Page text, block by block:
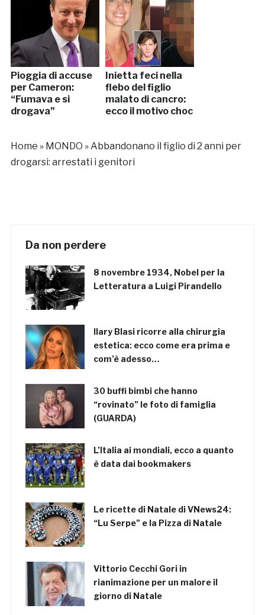
Pioggia di accuse
per Cameron:
“Fumava e si
drogava”
Inietta feci nella
flebo del figlio
malato di cancro:
ecco il motivo choc
Home » MONDO »Abbandonano il figlio di 2 anni per
drogarsi: arrestati i genitori
Da non perdere
8 novembre 1934, Nobel per la
Letteratura a Luigi Pirandello
Ilary Blasi ricorre alla chirurgia
estetica: ecco come era prima e
com’è adesso…
30 buffi bimbi che hanno
“rovinato” le foto di famiglia
(GUARDA)
L’Italia ai mondiali, ecco a quanto
è data dai bookmakers
Le ricette di Natale di VNews24:
“Lu Serpe” e la Pizza di Natale
Vittorio Cecchi Gori in
rianimazione per un malore il
giorno di Natale